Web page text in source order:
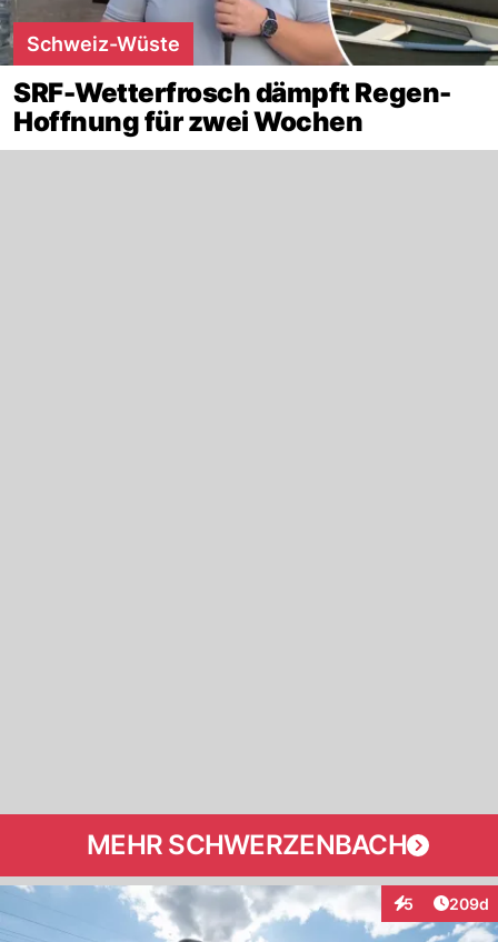
Schweiz-Wüste
SRF-Wetterfrosch dämpft Regen-
Hoffnung für zwei Wochen
MEHR SCHWERZENBACH
5
Interaktionen
209d